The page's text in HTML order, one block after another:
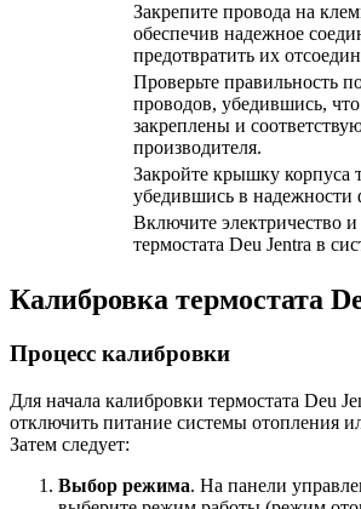
Закрепите провода на
обеспечив надежное
предотвратить их
Проверьте правильность
проводов, убедившись,
закреплены и
производителя.
Закройте крышку корпуса
убедившись в надежности
Включите электричество и
термостата Deu Jentra в
Калибровка термостата
Процесс калибровки
Для начала калибровки термостата Deu
отключить питание системы отопления
Затем следует:
Выбор режима. На панели